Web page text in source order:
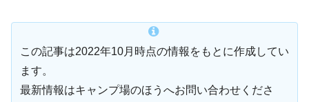
この記事は2022年10月時点の情報をもとに作成してい
ます。
最新情報はキャンプ場のほうへお問い合わせくださ